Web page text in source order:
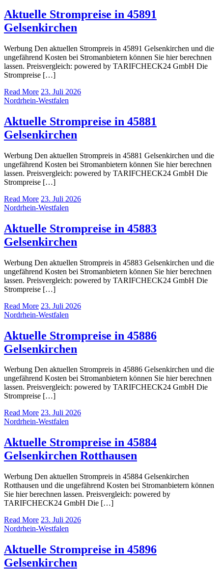
Aktuelle Strompreise in 45891
Gelsenkirchen
Werbung Den aktuellen Strompreis in 45891 Gelsenkirchen und die
ungefährend Kosten bei Stromanbietern können Sie hier berechnen
lassen. Preisvergleich: powered by TARIFCHECK24 GmbH Die
Strompreise […]
Read More 23. Juli 2026
Nordrhein-Westfalen
Aktuelle Strompreise in 45881
Gelsenkirchen
Werbung Den aktuellen Strompreis in 45881 Gelsenkirchen und die
ungefährend Kosten bei Stromanbietern können Sie hier berechnen
lassen. Preisvergleich: powered by TARIFCHECK24 GmbH Die
Strompreise […]
Read More 23. Juli 2026
Nordrhein-Westfalen
Aktuelle Strompreise in 45883
Gelsenkirchen
Werbung Den aktuellen Strompreis in 45883 Gelsenkirchen und die
ungefährend Kosten bei Stromanbietern können Sie hier berechnen
lassen. Preisvergleich: powered by TARIFCHECK24 GmbH Die
Strompreise […]
Read More 23. Juli 2026
Nordrhein-Westfalen
Aktuelle Strompreise in 45886
Gelsenkirchen
Werbung Den aktuellen Strompreis in 45886 Gelsenkirchen und die
ungefährend Kosten bei Stromanbietern können Sie hier berechnen
lassen. Preisvergleich: powered by TARIFCHECK24 GmbH Die
Strompreise […]
Read More 23. Juli 2026
Nordrhein-Westfalen
Aktuelle Strompreise in 45884
Gelsenkirchen Rotthausen
Werbung Den aktuellen Strompreis in 45884 Gelsenkirchen
Rotthausen und die ungefährend Kosten bei Stromanbietern können
Sie hier berechnen lassen. Preisvergleich: powered by
TARIFCHECK24 GmbH Die […]
Read More 23. Juli 2026
Nordrhein-Westfalen
Aktuelle Strompreise in 45896
Gelsenkirchen